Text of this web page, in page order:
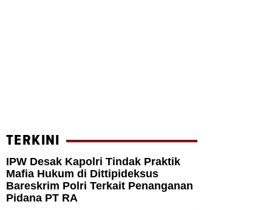
TERKINI
IPW Desak Kapolri Tindak Praktik
Mafia Hukum di Dittipideksus
Bareskrim Polri Terkait Penanganan
Pidana PT RA